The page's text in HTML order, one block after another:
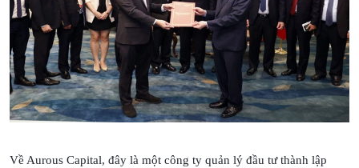
Về Aurous Capital, đây là một công ty quản lý đầu tư thành lập